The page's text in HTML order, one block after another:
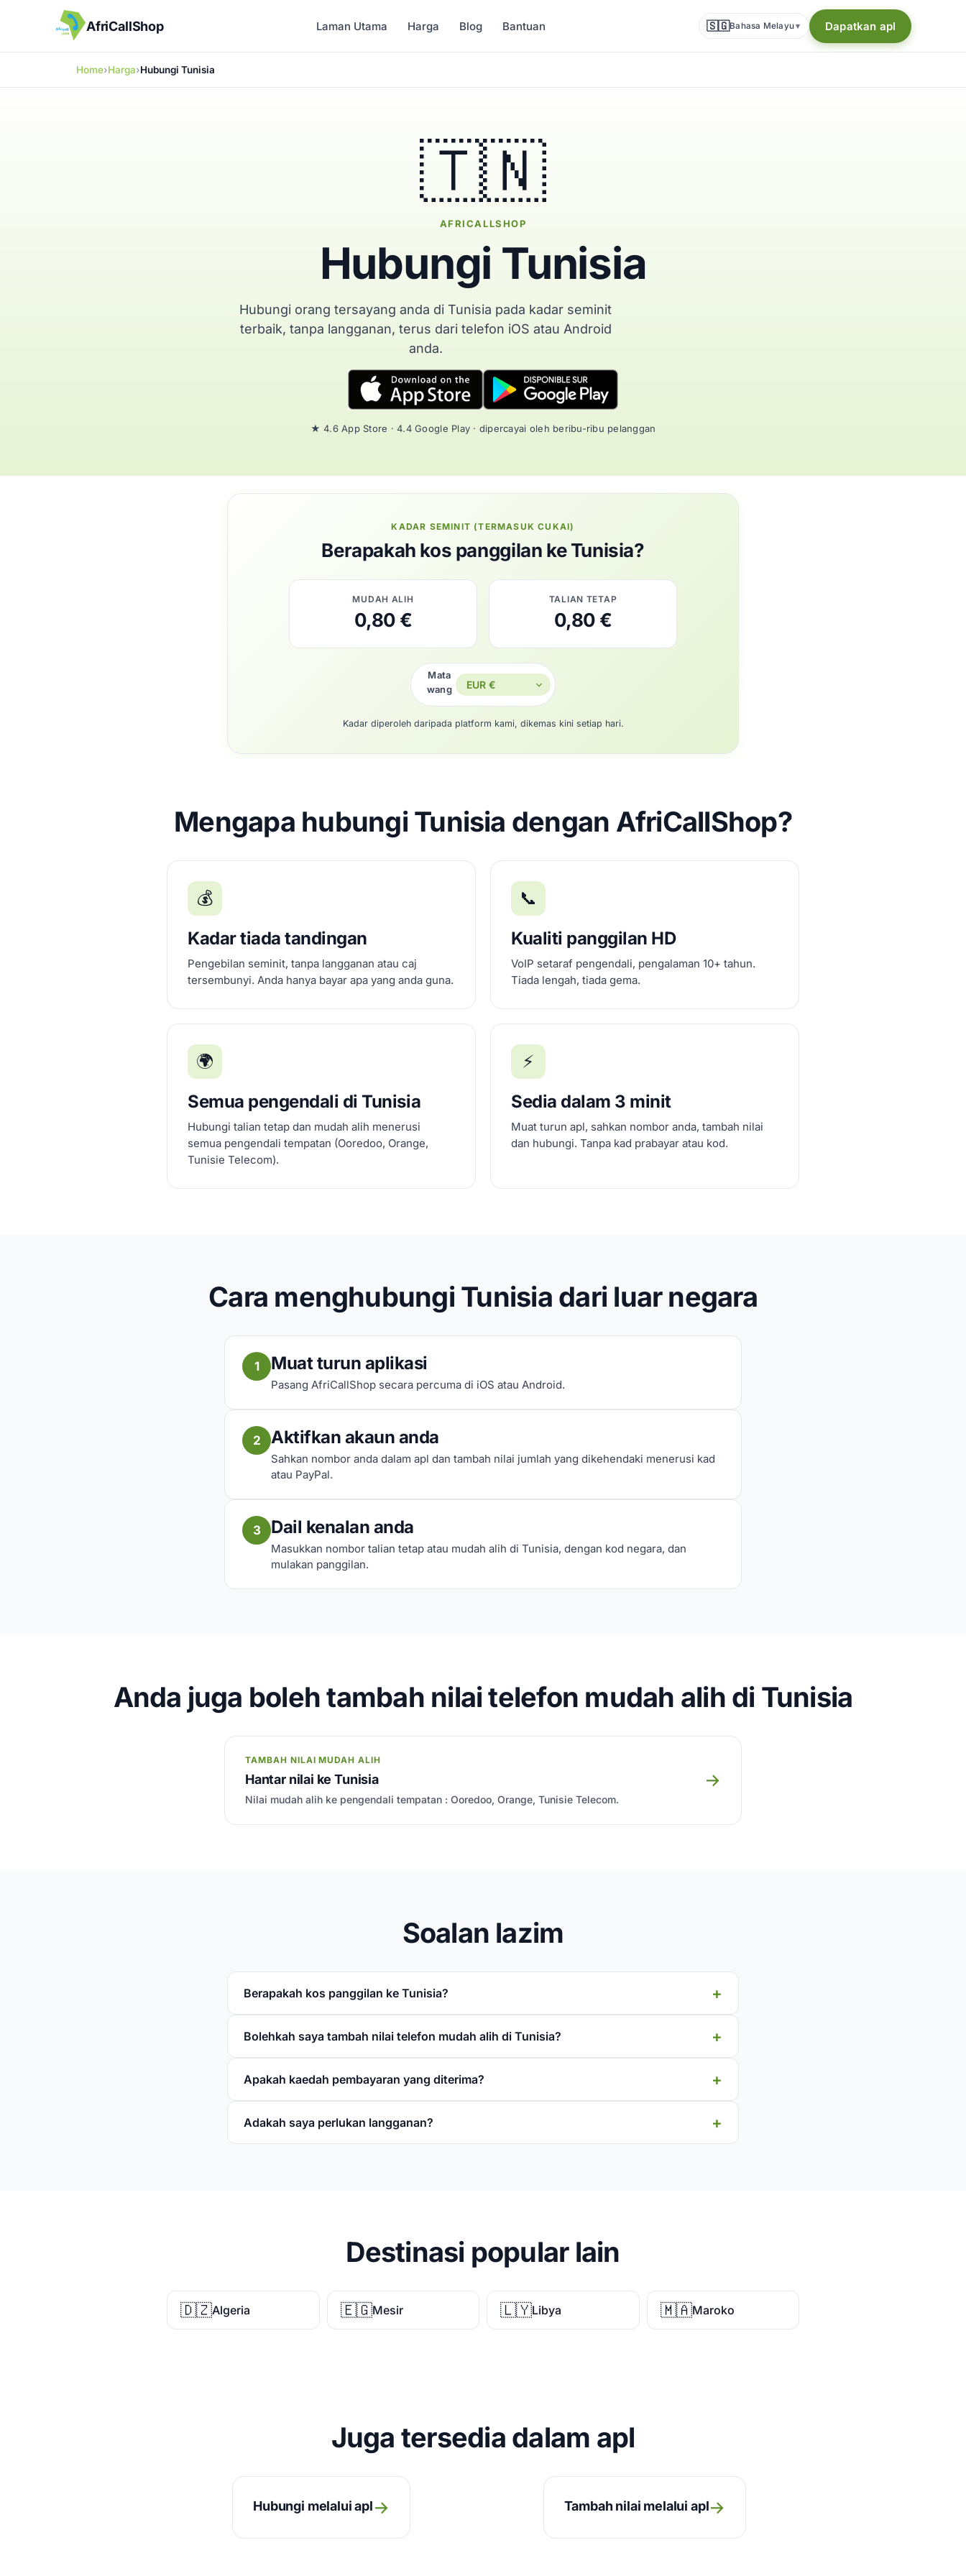
AfriCallShop Laman Utama Harga Blog Bantuan 🇸🇬Bahasa Melayu▾ Dapatkan apl
Home Harga Hubungi Tunisia
🇹🇳
AFRICALLSHOP
Hubungi Tunisia
Hubungi orang tersayang anda di Tunisia pada kadar seminit
terbaik, tanpa langganan, terus dari telefon iOS atau Android
anda.
★ 4.6 App Store · 4.4 Google Play · dipercayai oleh beribu-ribu pelanggan
KADAR SEMINIT (TERMASUK CUKAI)
Berapakah kos panggilan ke Tunisia?
MUDAH ALIH
0,80 €
TALIAN TETAP
0,80 €
Mata
wang
Kadar diperoleh daripada platform kami, dikemas kini setiap hari.
Mengapa hubungi Tunisia dengan AfriCallShop?
💰
Kadar tiada tandingan
Pengebilan seminit, tanpa langganan atau caj
tersembunyi. Anda hanya bayar apa yang anda guna.
📞
Kualiti panggilan HD
VoIP setaraf pengendali, pengalaman 10+ tahun.
Tiada lengah, tiada gema.
🌍
Semua pengendali di Tunisia
Hubungi talian tetap dan mudah alih menerusi
semua pengendali tempatan (Ooredoo, Orange,
Tunisie Telecom).
⚡
Sedia dalam 3 minit
Muat turun apl, sahkan nombor anda, tambah nilai
dan hubungi. Tanpa kad prabayar atau kod.
Cara menghubungi Tunisia dari luar negara
1 Muat turun aplikasi
Pasang AfriCallShop secara percuma di iOS atau Android.
2 Aktifkan akaun anda
Sahkan nombor anda dalam apl dan tambah nilai jumlah yang dikehendaki menerusi kad
atau PayPal.
3 Dail kenalan anda
Masukkan nombor talian tetap atau mudah alih di Tunisia, dengan kod negara, dan
mulakan panggilan.
Anda juga boleh tambah nilai telefon mudah alih di Tunisia
TAMBAH NILAI MUDAH ALIH
Hantar nilai ke Tunisia
Nilai mudah alih ke pengendali tempatan : Ooredoo, Orange, Tunisie Telecom.
→
Soalan lazim
Berapakah kos panggilan ke Tunisia?
Bolehkah saya tambah nilai telefon mudah alih di Tunisia?
Apakah kaedah pembayaran yang diterima?
Adakah saya perlukan langganan?
Destinasi popular lain
🇩🇿Algeria 🇪🇬Mesir 🇱🇾Libya 🇲🇦Maroko
Juga tersedia dalam apl
Hubungi melalui apl→ Tambah nilai melalui apl→